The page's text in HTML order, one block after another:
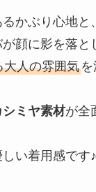
かぶり心地と、
顔に影を落と
大人の雰囲気を
シミヤ素材が全
い着用感です♪